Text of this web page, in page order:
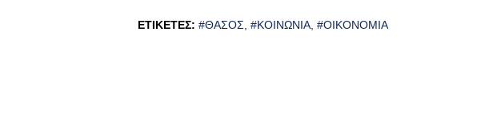
ΕΤΙΚΈΤΕΣ: #ΘΆΣΟΣ #ΚΟΙΝΩΝΊΑ #ΟΙΚΟΝΟΜΊΑ